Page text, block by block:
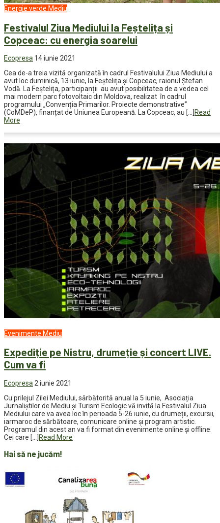
Energie verde Mediu
Festivalul Ziua Mediului la Feștelița și
Copceac: cu energia soarelui
Ecopresa 14 iunie 2021
Cea de-a treia vizită organizată în cadrul Festivalului Ziua Mediului a
avut loc duminică, 13 iunie, la Feștelița și Copceac, raionul Ștefan
Vodă. La Feștelița, participanții au avut posibilitatea de a vedea cel
mai modern parc fotovoltaic din Moldova, realizat în cadrul
programului „Convenția Primarilor. Proiecte demonstrative”
(CoMDeP), finanțat de Uniunea Europeană. La Copceac, au […]
Read
More
Evenimente Mediu
Expediție pe Nistru, drumeție și concert LIVE.
Cum va fi
Ecopresa 2 iunie 2021
Cu prilejul Zilei Mediului, sărbătorită anual la 5 iunie, Asociația
Jurnaliștilor de Mediu și Turism Ecologic vă invită la Festivalul Ziua
Mediului care va avea loc în perioada 5-26 iunie, cu drumeții, excursii,
iarmaroc de sărbătoare, comunicare online și program artistic.
Programul din acest an va fi format din evenimente online și offline.
Cei care […]
Read More
Hai să ne jucăm!